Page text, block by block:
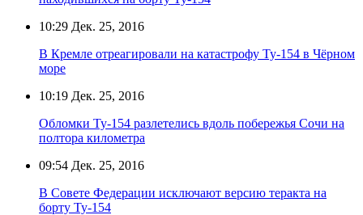
10:29 Дек. 25, 2016
В Кремле отреагировали на катастрофу Ту-154 в Чёрном
море
10:19 Дек. 25, 2016
Обломки Ту-154 разлетелись вдоль побережья Сочи на
полтора километра
09:54 Дек. 25, 2016
В Совете Федерации исключают версию теракта на
борту Ту-154